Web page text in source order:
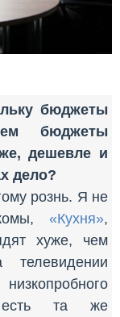
бюджеты
бюджеты
дешевле и
дело?
рознь. Я не
«Кухня»,
хуже, чем
та же